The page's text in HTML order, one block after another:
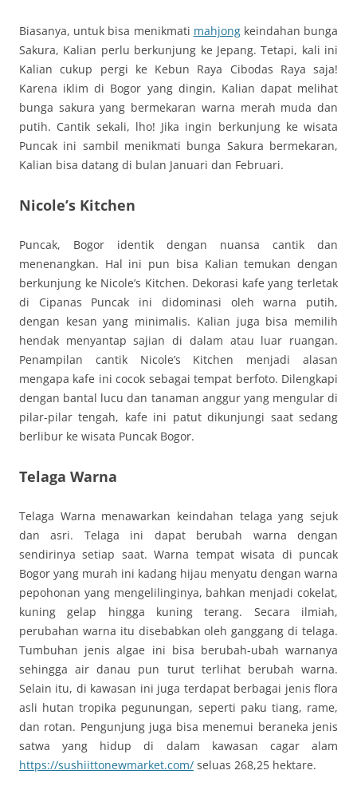
Biasanya, untuk bisa menikmati mahjongkeindahan bunga
Sakura, Kalian perlu berkunjung ke Jepang. Tetapi, kali ini
Kalian cukup pergi ke Kebun Raya Cibodas Raya saja!
Karena iklim di Bogor yang dingin, Kalian dapat melihat
bunga sakura yang bermekaran warna merah muda dan
putih. Cantik sekali, lho! Jika ingin berkunjung ke wisata
Puncak ini sambil menikmati bunga Sakura bermekaran,
Kalian bisa datang di bulan Januari dan Februari.
Nicole’s Kitchen
Puncak, Bogor identik dengan nuansa cantik dan
menenangkan. Hal ini pun bisa Kalian temukan dengan
berkunjung ke Nicole’s Kitchen. Dekorasi kafe yang terletak
di Cipanas Puncak ini didominasi oleh warna putih,
dengan kesan yang minimalis. Kalian juga bisa memilih
hendak menyantap sajian di dalam atau luar ruangan.
Penampilan cantik Nicole’s Kitchen menjadi alasan
mengapa kafe ini cocok sebagai tempat berfoto. Dilengkapi
dengan bantal lucu dan tanaman anggur yang mengular di
pilar-pilar tengah, kafe ini patut dikunjungi saat sedang
berlibur ke wisata Puncak Bogor.
Telaga Warna
Telaga Warna menawarkan keindahan telaga yang sejuk
dan asri. Telaga ini dapat berubah warna dengan
sendirinya setiap saat. Warna tempat wisata di puncak
Bogor yang murah ini kadang hijau menyatu dengan warna
pepohonan yang mengelilinginya, bahkan menjadi cokelat,
kuning gelap hingga kuning terang. Secara ilmiah,
perubahan warna itu disebabkan oleh ganggang di telaga.
Tumbuhan jenis algae ini bisa berubah-ubah warnanya
sehingga air danau pun turut terlihat berubah warna.
Selain itu, di kawasan ini juga terdapat berbagai jenis flora
asli hutan tropika pegunungan, seperti paku tiang, rame,
dan rotan. Pengunjung juga bisa menemui beraneka jenis
satwa yang hidup di dalam kawasan cagar alam
https://sushiittonewmarket.com/ seluas 268,25 hektare.